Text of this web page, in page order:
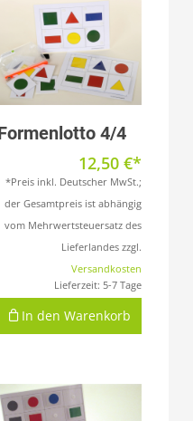
Produkt anzeigen
4/4
In den Warenkorb
12,50 €
*Preis inkl. Deutscher MwSt.;
der Gesamtpreis ist abhängig
vom Mehrwertsteuersatz des
Lieferlandes zzgl.
Versandkosten
Lieferzeit: 5-7 Tage